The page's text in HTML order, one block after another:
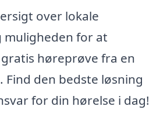
over lokale
muligheden for at
høreprøve fra en
Find den bedste løsning
for din hørelse i dag!